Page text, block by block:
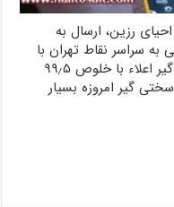
رزین، ارسال به
بندی کیسه ۲۰ کیلویی به سراسر نقاط تهران با
هزینه حمل رایگان، سنگ نمک سختی گیر اعلاء با خلوص ۹۹٫۵
گیر امروزه بسیار